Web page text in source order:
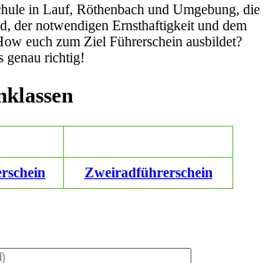
in Lauf, Röthenbach und Umgebung, die
der notwendigen Ernsthaftigkeit und dem
euch zum Ziel Führerschein ausbildet?
genau richtig!
Zweiradführerschein